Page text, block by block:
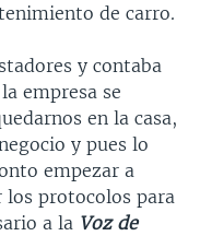
de carro.
y contaba
empresa se
en la casa,
y pues lo
empezar a
los protocolos para
a la Voz de